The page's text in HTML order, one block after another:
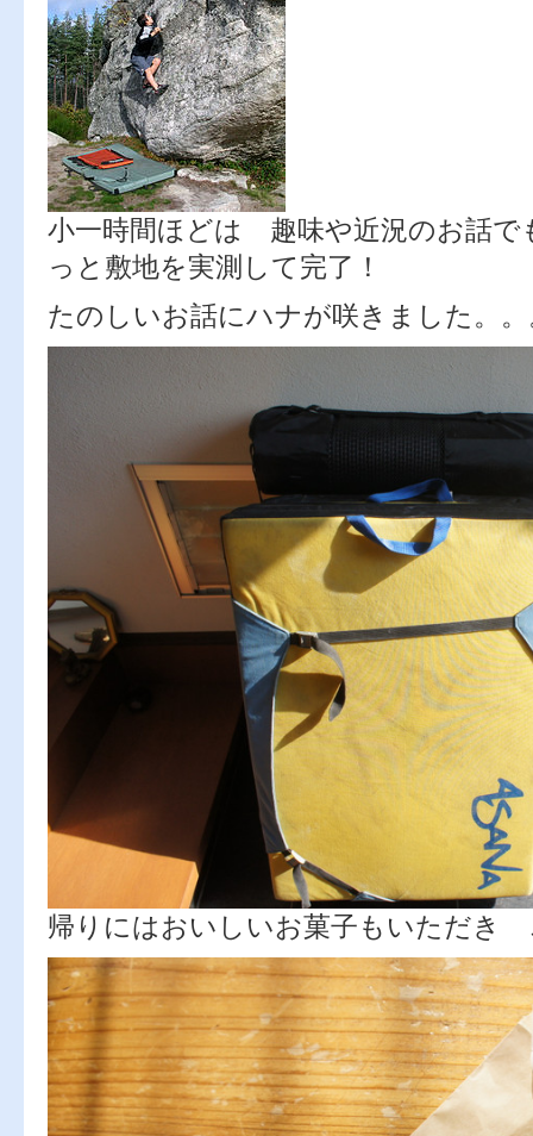
小一時間ほどは 趣味や近況のお話
っと敷地を実測して完了！
たのしいお話にハナが咲きました。
帰りにはおいしいお菓子もいただき